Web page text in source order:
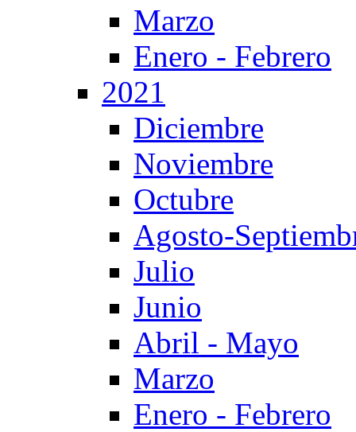
Marzo
Enero - Febrero
2021
Diciembre
Noviembre
Octubre
Agosto-
Julio
Junio
Abril - Mayo
Marzo
Enero - Febrero